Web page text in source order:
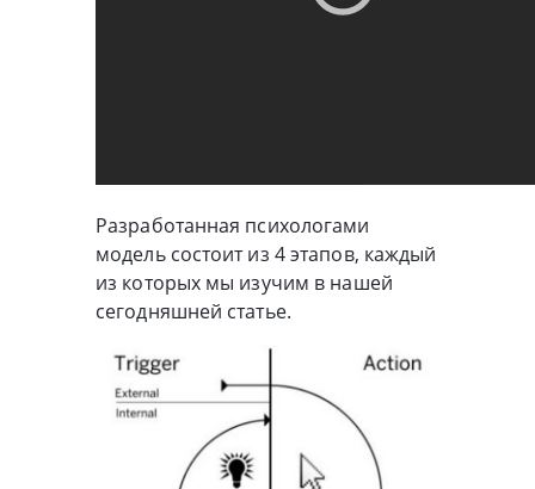
Разработанная психологами
модель состоит из 4 этапов, каждый
из которых мы изучим в нашей
сегодняшней статье.